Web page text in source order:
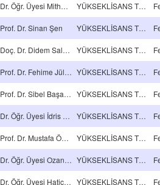
Dr. Öğr. Üyesi Mithat Çelebi YÜKSEKLİSANS TEZ PROJESİ
Prof. Dr. Sinan Şen YÜKSEKLİSANS TEZ PROJESİ
Doç. Dr. Didem Saloğlu Dertli YÜKSEKLİSANS TEZ PROJESİ
Prof. Dr. Fehime Jülide Hızal Yücesoy YÜKSEKLİSANS TEZ PROJESİ
Prof. Dr. Sibel Başakçılardan Kabakcı YÜKSEKLİSANS TEZ PROJESİ
Dr. Öğr. Üyesi İdris Karagöz YÜKSEKLİSANS TEZ PROJESİ
Prof. Dr. Mustafa Öksüz YÜKSEKLİSANS TEZ PROJESİ
Dr. Öğr. Üyesi Ozan Toprakçı YÜKSEKLİSANS TEZ PROJESİ
Dr. Öğr. Üyesi Hatice Aylin Karahan Toprakçı YÜKSEKLİSANS TEZ PROJESİ